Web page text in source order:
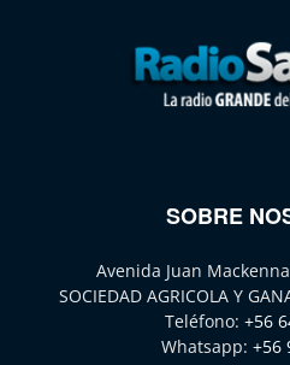
SOBRE
Avenida Juan
SOCIEDAD AGRICOLA Y
Teléfono: +56
Whatsapp: +56